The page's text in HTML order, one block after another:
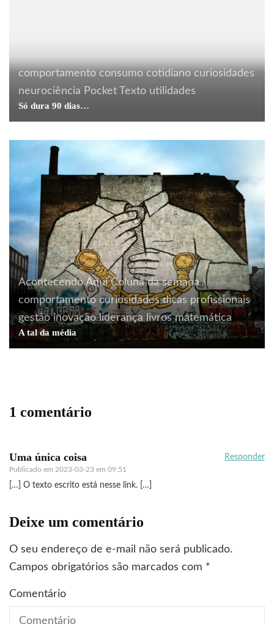
comportamento consumo cotidiano curiosidades
neurociência Pocket Texto utilidades
Só dura 90 dias…
Acontecendo Aqui Coluna da semana
comportamento curiosidades dicas profissionais
gestão inovação liderança livros matemática
A tal da média
1 comentário
Uma única coisa
Publicado em 2023-03-23 em 09:51
Responder
[…] O texto escrito está nesse link. […]
Deixe um comentário
O seu endereço de e-mail não será publicado.
Campos obrigatórios são marcados com *
Comentário